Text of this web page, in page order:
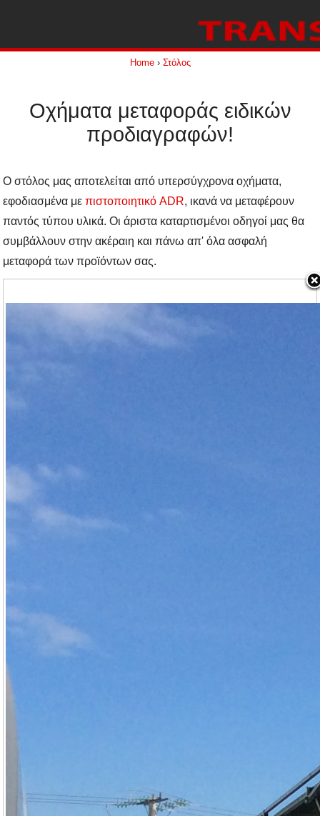
Home› Στόλος
Οχήματα μεταφοράς ειδικών
προδιαγραφών!
Ο στόλος μας αποτελείται από υπερσύγχρονα οχήματα,
εφοδιασμένα μεπιστοποιητικό ADR, ικανά να μεταφέρουν
παντός τύπου υλικά. Οι άριστα καταρτισμένοι οδηγοί μας θα
συμβάλλουν στην ακέραιη και πάνω απ' όλα ασφαλή
μεταφορά των προϊόντων σας.